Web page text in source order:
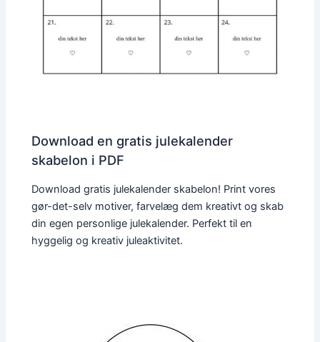
Download en gratis julekalender
skabelon i PDF
Download gratis julekalender skabelon! Print vores
gør-det-selv motiver, farvelæg dem kreativt og skab
din egen personlige julekalender. Perfekt til en
hyggelig og kreativ juleaktivitet.